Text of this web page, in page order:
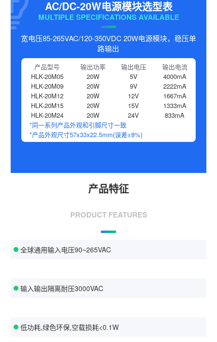
AC/DC-20W电源模块选型表
MULTIPLE SPECIFICATIONS AVAILABLE
宽电压85-265VAC/120-350VDC 20W电源模块，稳压单
路输出
产品型号 输出功率 输出电压
输出电流
HLK-20M05
20W 5V
4000mA
HLK-20M09
20W 9V
2222mA
HLK-20M12
20W 12V
1667mA
HLK-20M15
20W 15V
1333mA
HLK-20M24
20W 24V
833mA
*同一系列产品外观和引脚尺寸一致
*产品外观尺寸57x33x22.5mm(误差±8%)
产品特征
PRODUCT FEATURES
全球通用输入电压90~265VAC
输入输出隔离耐压3000VAC
低功耗,绿色环保,空载损耗<0.1W